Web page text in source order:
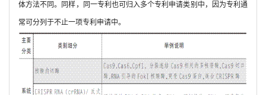
体方法不同。同样，同一专利也可归入多个专利申请类别中，因为专利通
常可分列于不止一项专利申请中。